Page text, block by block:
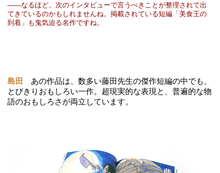
――なるほど。次のインタビューで言うべきことが整理されて出
てきているのかもしれませんね。掲載されている短編「美食王の
到着」も鬼気迫る名作ですね。
島田 あの作品は、数多い藤田先生の傑作短編の中でも、
とびきりおもしろい一作。超現実的な表現と、普遍的な物
語のおもしろさが両立しています。